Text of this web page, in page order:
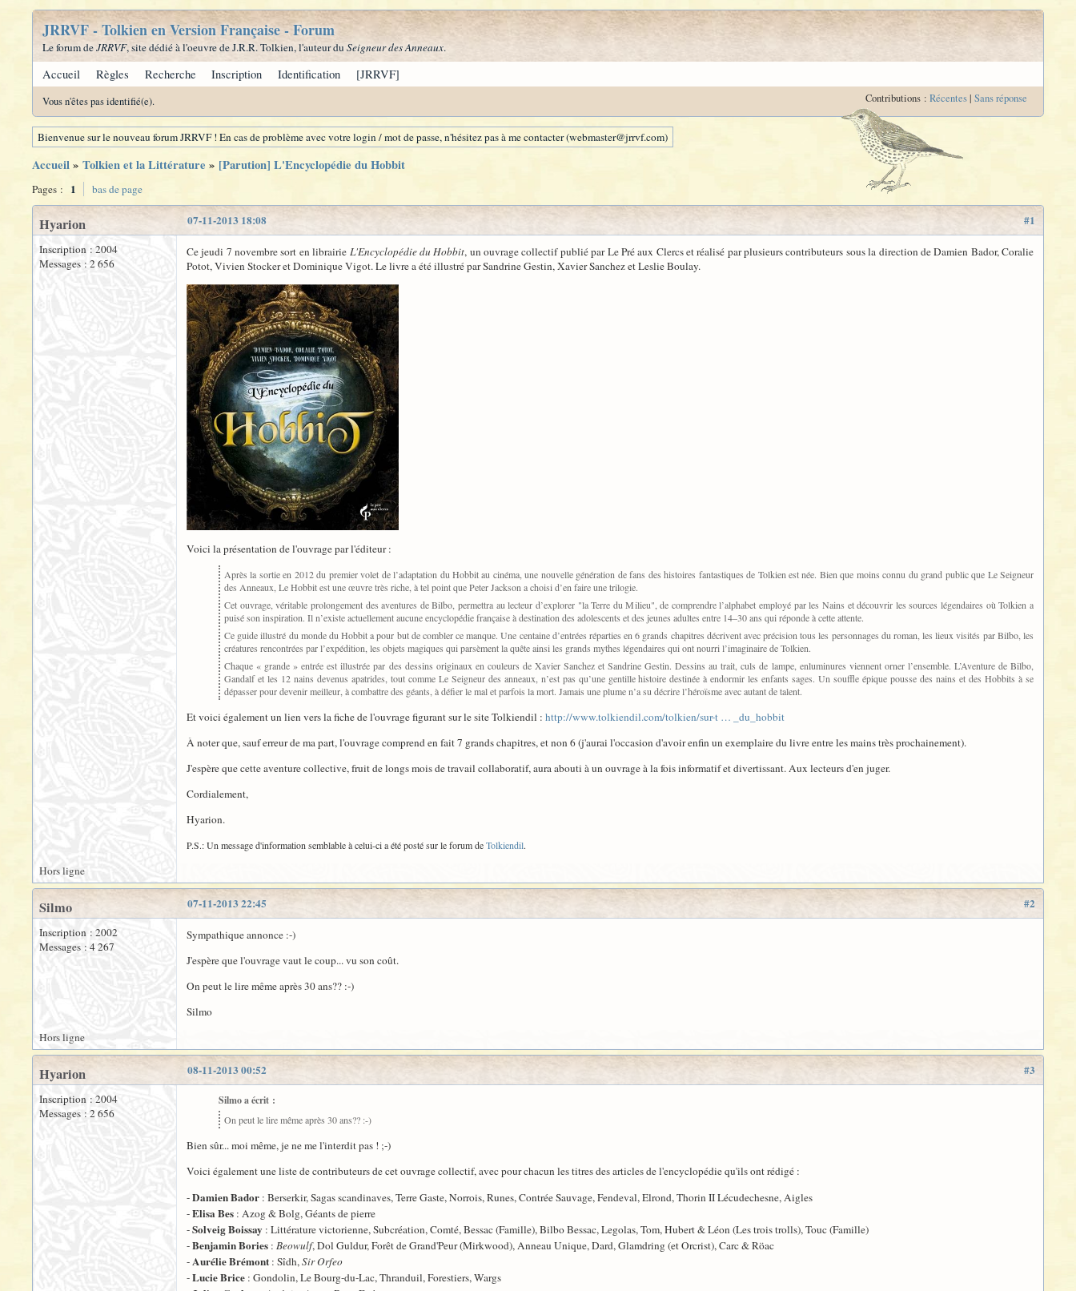
JRRVF - Tolkien en Version Française - Forum
Le forum deJRRVF, site dédié à l'oeuvre de J.R.R. Tolkien, l'auteur du Seigneur des Anneaux.
Accueil Règles Recherche Inscription Identification [JRRVF]
Vous n'êtes pas identifié(e). Contributions : Récentes| Sans réponse
Bienvenue sur le nouveau forum JRRVF ! En cas de problème avec votre login / mot de passe, n'hésitez pas à me contacter (webmaster@jrrvf.com)
Accueil» Tolkien et la Littérature » [Parution] L'Encyclopédie du Hobbit
Pages : 1 bas de page
#1
07-11-2013 18:08
Hyarion
Inscription : 2004
Messages : 2 656
Ce jeudi 7 novembre sort en librairie L'Encyclopédie du Hobbit, un ouvrage collectif publié par Le Pré aux Clercs et réalisé par plusieurs contributeurs sous la direction de Damien Bador, Coralie
Potot, Vivien Stocker et Dominique Vigot. Le livre a été illustré par Sandrine Gestin, Xavier Sanchez et Leslie Boulay.
Voici la présentation de l'ouvrage par l'éditeur :
Après la sortie en 2012 du premier volet de l’adaptation du Hobbit au cinéma, une nouvelle génération de fans des histoires fantastiques de Tolkien est née. Bien que moins connu du grand public que Le Seigneur
des Anneaux, Le Hobbit est une œuvre très riche, à tel point que Peter Jackson a choisi d’en faire une trilogie.
Cet ouvrage, véritable prolongement des aventures de Bilbo, permettra au lecteur d’explorer "la Terre du Milieu", de comprendre l’alphabet employé par les Nains et découvrir les sources légendaires où Tolkien a
puisé son inspiration. Il n’existe actuellement aucune encyclopédie française à destination des adolescents et des jeunes adultes entre 14–30 ans qui réponde à cette attente.
Ce guide illustré du monde du Hobbit a pour but de combler ce manque. Une centaine d’entrées réparties en 6 grands chapitres décrivent avec précision tous les personnages du roman, les lieux visités par Bilbo, les
créatures rencontrées par l’expédition, les objets magiques qui parsèment la quête ainsi les grands mythes légendaires qui ont nourri l’imaginaire de Tolkien.
Chaque « grande » entrée est illustrée par des dessins originaux en couleurs de Xavier Sanchez et Sandrine Gestin. Dessins au trait, culs de lampe, enluminures viennent orner l’ensemble. L’Aventure de Bilbo,
Gandalf et les 12 nains devenus apatrides, tout comme Le Seigneur des anneaux, n’est pas qu’une gentille histoire destinée à endormir les enfants sages. Un souffle épique pousse des nains et des Hobbits à se
dépasser pour devenir meilleur, à combattre des géants, à défier le mal et parfois la mort. Jamais une plume n’a su décrire l’héroïsme avec autant de talent.
Et voici également un lien vers la fiche de l'ouvrage figurant sur le site Tolkiendil : http://www.tolkiendil.com/tolkien/sur-t … _du_hobbit
À noter que, sauf erreur de ma part, l'ouvrage comprend en fait 7 grands chapitres, et non 6 (j'aurai l'occasion d'avoir enfin un exemplaire du livre entre les mains très prochainement).
J'espère que cette aventure collective, fruit de longs mois de travail collaboratif, aura abouti à un ouvrage à la fois informatif et divertissant. Aux lecteurs d'en juger.
Cordialement,
Hyarion.
P.S.: Un message d'information semblable à celui-ci a été posté sur le forum deTolkiendil.
Hors ligne
#2
07-11-2013 22:45
Silmo
Inscription : 2002
Messages : 4 267
Sympathique annonce :-)
J'espère que l'ouvrage vaut le coup... vu son coût.
On peut le lire même après 30 ans?? :-)
Silmo
Hors ligne
#3
08-11-2013 00:52
Hyarion
Inscription : 2004
Messages : 2 656
Silmo a écrit :
On peut le lire même après 30 ans?? :-)
Bien sûr... moi même, je ne me l'interdit pas ! ;-)
Voici également une liste de contributeurs de cet ouvrage collectif, avec pour chacun les titres des articles de l'encyclopédie qu'ils ont rédigé :
-Damien Bador : Berserkir, Sagas scandinaves, Terre Gaste, Norrois, Runes, Contrée Sauvage, Fendeval, Elrond, Thorin II Lécudechesne, Aigles
-Elisa Bes : Azog & Bolg, Géants de pierre
-Solveig Boissay : Littérature victorienne, Subcréation, Comté, Bessac (Famille), Bilbo Bessac, Legolas, Tom, Hubert & Léon (Les trois trolls), Touc (Famille)
-Benjamin Bories : Beowulf, Dol Guldur, Forêt de Grand'Peur (Mirkwood), Anneau Unique, Dard, Glamdring (et Orcrist), Carc & Röac
-Aurélie Brémont: Sîdh,Sir Orfeo
-Lucie Brice : Gondolin, Le Bourg-du-Lac, Thranduil, Forestiers, Wargs